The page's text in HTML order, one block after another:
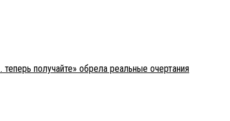
получайте» обрела реальные очертания